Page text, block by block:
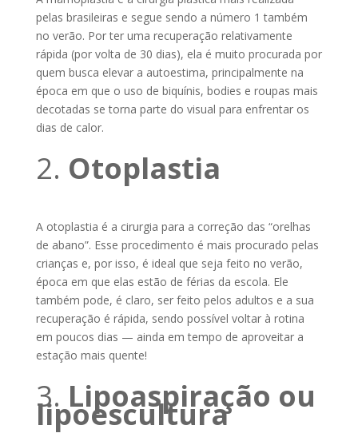
pelas brasileiras e segue sendo a número 1 também
no verão. Por ter uma recuperação relativamente
rápida (por volta de 30 dias), ela é muito procurada por
quem busca elevar a autoestima, principalmente na
época em que o uso de biquínis, bodies e roupas mais
decotadas se torna parte do visual para enfrentar os
dias de calor.
2. Otoplastia
A otoplastia é a cirurgia para a correção das “orelhas
de abano”. Esse procedimento é mais procurado pelas
crianças e, por isso, é ideal que seja feito no verão,
época em que elas estão de férias da escola. Ele
também pode, é claro, ser feito pelos adultos e a sua
recuperação é rápida, sendo possível voltar à rotina
em poucos dias — ainda em tempo de aproveitar a
estação mais quente!
3. Lipoaspiração ou
lipoescultura